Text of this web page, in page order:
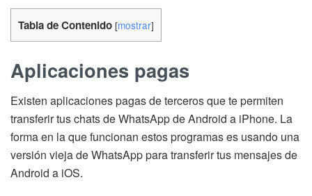
Tabla de Contenido [mostrar]
Aplicaciones pagas
Existen aplicaciones pagas de terceros que te permiten
transferir tus chats de WhatsApp de Android a iPhone. La
forma en la que funcionan estos programas es usando una
versión vieja de WhatsApp para transferir tus mensajes de
Android a iOS.